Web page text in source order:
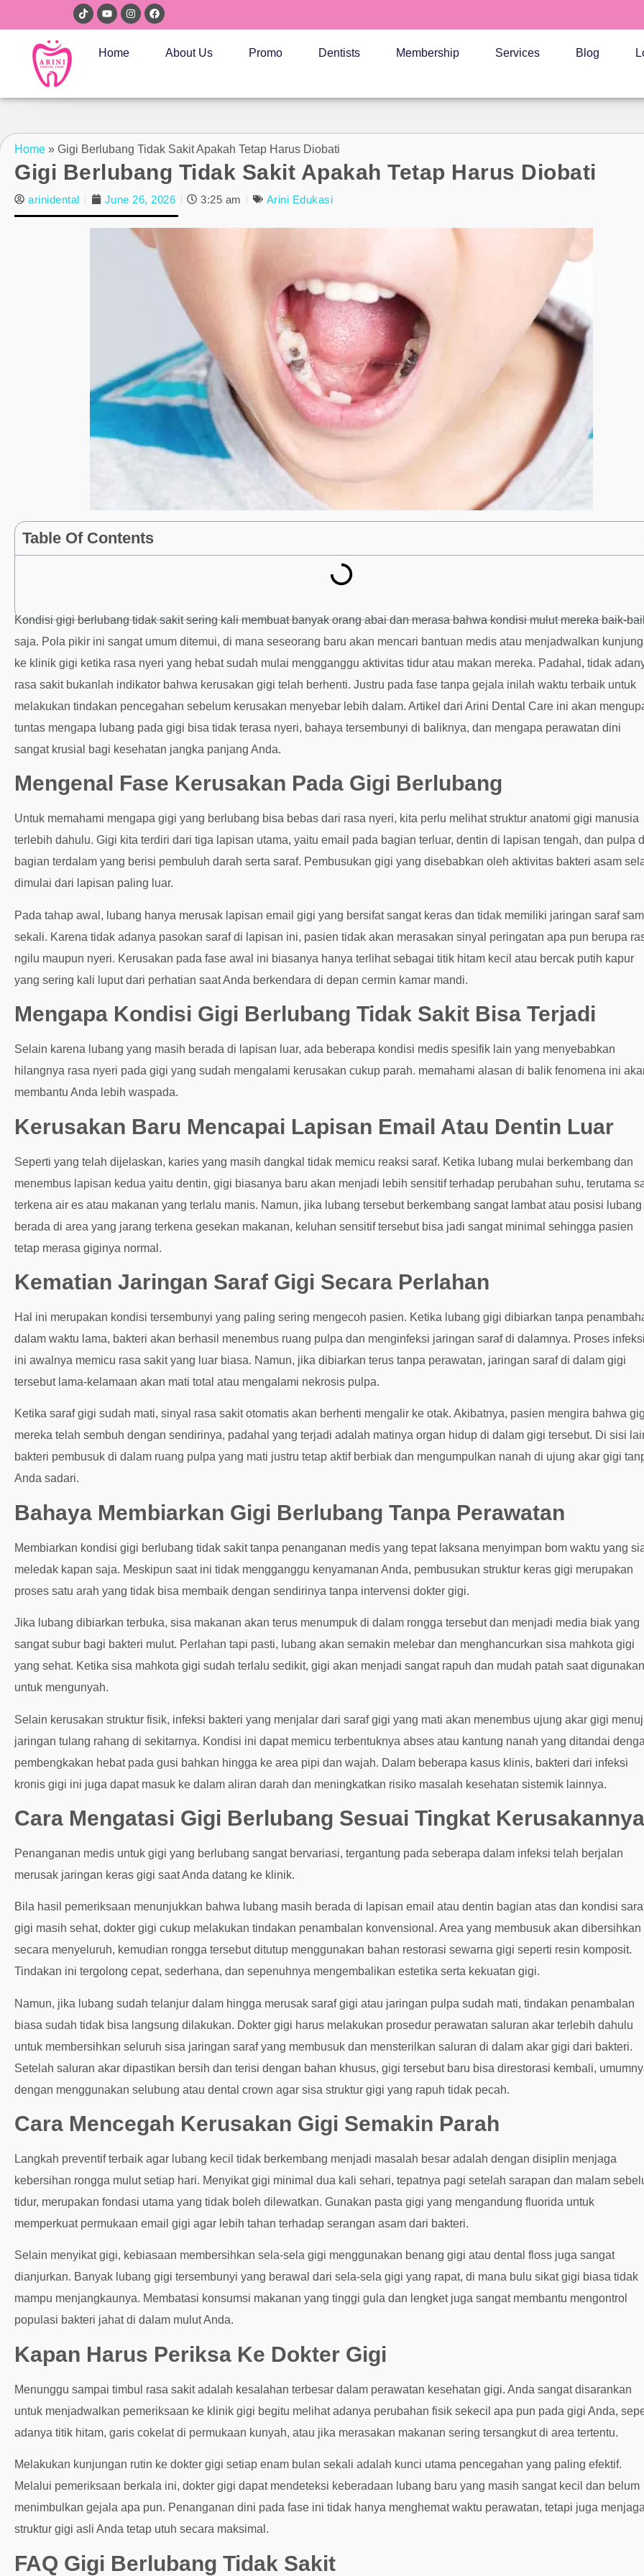
Home About Us Promo Dentists Membership Services Blog
Home » Gigi Berlubang Tidak Sakit Apakah Tetap Harus Diobati
Gigi Berlubang Tidak Sakit Apakah Tetap Harus Diobati
arinidental June 26, 2026 3:25 am Arini Edukasi
Table Of Contents
Kondisi gigi berlubang tidak sakit sering kali membuat banyak orang abai dan merasa bahwa kondisi mulut mereka baik-
saja. Pola pikir ini sangat umum ditemui, di mana seseorang baru akan mencari bantuan medis atau menjadwalkan
ke klinik gigi ketika rasa nyeri yang hebat sudah mulai mengganggu aktivitas tidur atau makan mereka. Padahal, tidak
rasa sakit bukanlah indikator bahwa kerusakan gigi telah berhenti. Justru pada fase tanpa gejala inilah waktu terbaik untuk
melakukan tindakan pencegahan sebelum kerusakan menyebar lebih dalam. Artikel dari Arini Dental Care ini akan
tuntas mengapa lubang pada gigi bisa tidak terasa nyeri, bahaya tersembunyi di baliknya, dan mengapa perawatan dini
sangat krusial bagi kesehatan jangka panjang Anda.
Mengenal Fase Kerusakan Pada Gigi Berlubang
Untuk memahami mengapa gigi yang berlubang bisa bebas dari rasa nyeri, kita perlu melihat struktur anatomi gigi manusia
terlebih dahulu. Gigi kita terdiri dari tiga lapisan utama, yaitu email pada bagian terluar, dentin di lapisan tengah, dan pulpa
bagian terdalam yang berisi pembuluh darah serta saraf. Pembusukan gigi yang disebabkan oleh aktivitas bakteri asam
dimulai dari lapisan paling luar.
Pada tahap awal, lubang hanya merusak lapisan email gigi yang bersifat sangat keras dan tidak memiliki jaringan saraf
sekali. Karena tidak adanya pasokan saraf di lapisan ini, pasien tidak akan merasakan sinyal peringatan apa pun berupa
ngilu maupun nyeri. Kerusakan pada fase awal ini biasanya hanya terlihat sebagai titik hitam kecil atau bercak putih kapur
yang sering kali luput dari perhatian saat Anda berkendara di depan cermin kamar mandi.
Mengapa Kondisi Gigi Berlubang Tidak Sakit Bisa Terjadi
Selain karena lubang yang masih berada di lapisan luar, ada beberapa kondisi medis spesifik lain yang menyebabkan
hilangnya rasa nyeri pada gigi yang sudah mengalami kerusakan cukup parah. memahami alasan di balik fenomena ini
membantu Anda lebih waspada.
Kerusakan Baru Mencapai Lapisan Email Atau Dentin Luar
Seperti yang telah dijelaskan, karies yang masih dangkal tidak memicu reaksi saraf. Ketika lubang mulai berkembang dan
menembus lapisan kedua yaitu dentin, gigi biasanya baru akan menjadi lebih sensitif terhadap perubahan suhu, terutama
terkena air es atau makanan yang terlalu manis. Namun, jika lubang tersebut berkembang sangat lambat atau posisi lubang
berada di area yang jarang terkena gesekan makanan, keluhan sensitif tersebut bisa jadi sangat minimal sehingga pasien
tetap merasa giginya normal.
Kematian Jaringan Saraf Gigi Secara Perlahan
Hal ini merupakan kondisi tersembunyi yang paling sering mengecoh pasien. Ketika lubang gigi dibiarkan tanpa
dalam waktu lama, bakteri akan berhasil menembus ruang pulpa dan menginfeksi jaringan saraf di dalamnya. Proses infeksi
ini awalnya memicu rasa sakit yang luar biasa. Namun, jika dibiarkan terus tanpa perawatan, jaringan saraf di dalam gigi
tersebut lama-kelamaan akan mati total atau mengalami nekrosis pulpa.
Ketika saraf gigi sudah mati, sinyal rasa sakit otomatis akan berhenti mengalir ke otak. Akibatnya, pasien mengira bahwa
mereka telah sembuh dengan sendirinya, padahal yang terjadi adalah matinya organ hidup di dalam gigi tersebut. Di sisi
bakteri pembusuk di dalam ruang pulpa yang mati justru tetap aktif berbiak dan mengumpulkan nanah di ujung akar gigi
Anda sadari.
Bahaya Membiarkan Gigi Berlubang Tanpa Perawatan
Membiarkan kondisi gigi berlubang tidak sakit tanpa penanganan medis yang tepat laksana menyimpan bom waktu yang
meledak kapan saja. Meskipun saat ini tidak mengganggu kenyamanan Anda, pembusukan struktur keras gigi merupakan
proses satu arah yang tidak bisa membaik dengan sendirinya tanpa intervensi dokter gigi.
Jika lubang dibiarkan terbuka, sisa makanan akan terus menumpuk di dalam rongga tersebut dan menjadi media biak yang
sangat subur bagi bakteri mulut. Perlahan tapi pasti, lubang akan semakin melebar dan menghancurkan sisa mahkota gigi
yang sehat. Ketika sisa mahkota gigi sudah terlalu sedikit, gigi akan menjadi sangat rapuh dan mudah patah saat digunakan
untuk mengunyah.
Selain kerusakan struktur fisik, infeksi bakteri yang menjalar dari saraf gigi yang mati akan menembus ujung akar gigi
jaringan tulang rahang di sekitarnya. Kondisi ini dapat memicu terbentuknya abses atau kantung nanah yang ditandai
pembengkakan hebat pada gusi bahkan hingga ke area pipi dan wajah. Dalam beberapa kasus klinis, bakteri dari infeksi
kronis gigi ini juga dapat masuk ke dalam aliran darah dan meningkatkan risiko masalah kesehatan sistemik lainnya.
Cara Mengatasi Gigi Berlubang Sesuai Tingkat Kerusakannya
Penanganan medis untuk gigi yang berlubang sangat bervariasi, tergantung pada seberapa dalam infeksi telah berjalan
merusak jaringan keras gigi saat Anda datang ke klinik.
Bila hasil pemeriksaan menunjukkan bahwa lubang masih berada di lapisan email atau dentin bagian atas dan kondisi
gigi masih sehat, dokter gigi cukup melakukan tindakan penambalan konvensional. Area yang membusuk akan dibersihkan
secara menyeluruh, kemudian rongga tersebut ditutup menggunakan bahan restorasi sewarna gigi seperti resin komposit.
Tindakan ini tergolong cepat, sederhana, dan sepenuhnya mengembalikan estetika serta kekuatan gigi.
Namun, jika lubang sudah telanjur dalam hingga merusak saraf gigi atau jaringan pulpa sudah mati, tindakan penambalan
biasa sudah tidak bisa langsung dilakukan. Dokter gigi harus melakukan prosedur perawatan saluran akar terlebih dahulu
untuk membersihkan seluruh sisa jaringan saraf yang membusuk dan mensterilkan saluran di dalam akar gigi dari bakteri.
Setelah saluran akar dipastikan bersih dan terisi dengan bahan khusus, gigi tersebut baru bisa direstorasi kembali,
dengan menggunakan selubung atau dental crown agar sisa struktur gigi yang rapuh tidak pecah.
Cara Mencegah Kerusakan Gigi Semakin Parah
Langkah preventif terbaik agar lubang kecil tidak berkembang menjadi masalah besar adalah dengan disiplin menjaga
kebersihan rongga mulut setiap hari. Menyikat gigi minimal dua kali sehari, tepatnya pagi setelah sarapan dan malam
tidur, merupakan fondasi utama yang tidak boleh dilewatkan. Gunakan pasta gigi yang mengandung fluorida untuk
memperkuat permukaan email gigi agar lebih tahan terhadap serangan asam dari bakteri.
Selain menyikat gigi, kebiasaan membersihkan sela-sela gigi menggunakan benang gigi atau dental floss juga sangat
dianjurkan. Banyak lubang gigi tersembunyi yang berawal dari sela-sela gigi yang rapat, di mana bulu sikat gigi biasa tidak
mampu menjangkaunya. Membatasi konsumsi makanan yang tinggi gula dan lengket juga sangat membantu mengontrol
populasi bakteri jahat di dalam mulut Anda.
Kapan Harus Periksa Ke Dokter Gigi
Menunggu sampai timbul rasa sakit adalah kesalahan terbesar dalam perawatan kesehatan gigi. Anda sangat disarankan
untuk menjadwalkan pemeriksaan ke klinik gigi begitu melihat adanya perubahan fisik sekecil apa pun pada gigi Anda,
adanya titik hitam, garis cokelat di permukaan kunyah, atau jika merasakan makanan sering tersangkut di area tertentu.
Melakukan kunjungan rutin ke dokter gigi setiap enam bulan sekali adalah kunci utama pencegahan yang paling efektif.
Melalui pemeriksaan berkala ini, dokter gigi dapat mendeteksi keberadaan lubang baru yang masih sangat kecil dan belum
menimbulkan gejala apa pun. Penanganan dini pada fase ini tidak hanya menghemat waktu perawatan, tetapi juga menjaga
struktur gigi asli Anda tetap utuh secara maksimal.
FAQ Gigi Berlubang Tidak Sakit